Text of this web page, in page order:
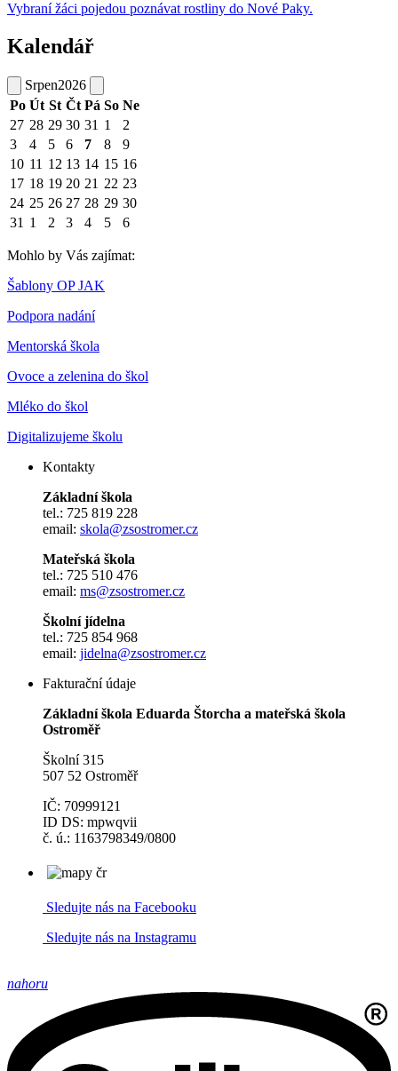
Vybraní žáci pojedou poznávat rostliny do Nové Paky.
Kalendář
Srpen2026
Po Út St Čt Pá So Ne
27 28 29 30 31 1
2
3
4 5 6 7 8
9
10 11 12 13 14 15 16
17 18 19 20 21 22 23
24 25 26 27 28 29 30
31 1 2 3 4 5 6
Mohlo by Vás zajímat:
Šablony OP JAK
Podpora nadání
Mentorská škola
Ovoce a zelenina do škol
Mléko do škol
Digitalizujeme školu
Kontakty
Základní škola
tel.: 725 819 228
email: skola@zsostromer.cz
Mateřská škola
tel.: 725 510 476
email: ms@zsostromer.cz
Školní jídelna
tel.: 725 854 968
email: jidelna@zsostromer.cz
Fakturační údaje
Základní škola Eduarda Štorcha a mateřská škola
Ostroměř
Školní 315
507 52 Ostroměř
IČ: 70999121
ID DS: mpwqvii
č. ú.: 1163798349/0800
Sledujte nás na Facebooku
Sledujte nás na Instagramu
nahoru